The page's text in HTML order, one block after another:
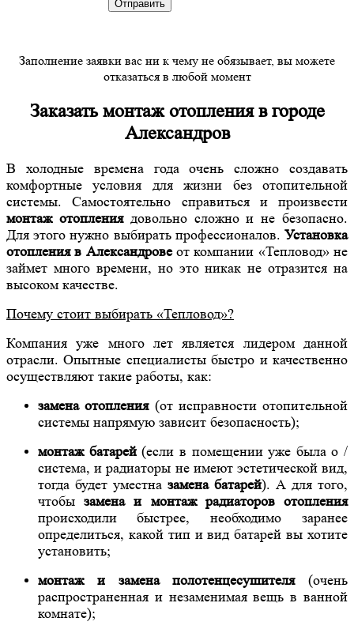
Заполнение заявки вас ни к чему не обязывает, вы можете
отказаться в любой момент
Заказать монтаж отопления в городе
Александров
В холодные времена года очень сложно создавать
комфортные условия для жизни без отопительной
системы. Самостоятельно справиться и произвести
монтаж отопления довольно сложно и не безопасно.
Для этого нужно выбирать профессионалов. Установка
отопления в Александрове от компании «Тепловод» не
займет много времени, но это никак не отразится на
высоком качестве.
Почему стоит выбирать «Тепловод»?
Компания уже много лет является лидером данной
отрасли. Опытные специалисты быстро и качественно
осуществляют такие работы, как:
замена отопления (от исправности отопительной
системы напрямую зависит безопасность);
монтаж батарей(если в помещении уже была о /
система, и радиаторы не имеют эстетической вид,
тогда будет уместна замена батарей). А для того,
чтобызамена и монтаж радиаторов отопления
происходили
быстрее, необходимо заранее
определиться, какой тип и вид батарей вы хотите
установить;
монтаж и замена полотенцесушителя (очень
распространенная и незаменимая вещь в ванной
комнате);